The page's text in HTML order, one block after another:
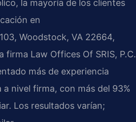
la mayoría de los clientes
en
Woodstock, VA 22664,
firma Law Offices Of SRIS, P.C.
más de experiencia
nivel firma, con más del 93%
Los resultados varían;